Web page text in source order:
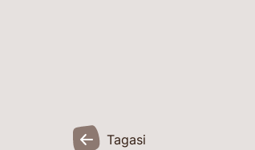
Tagasi